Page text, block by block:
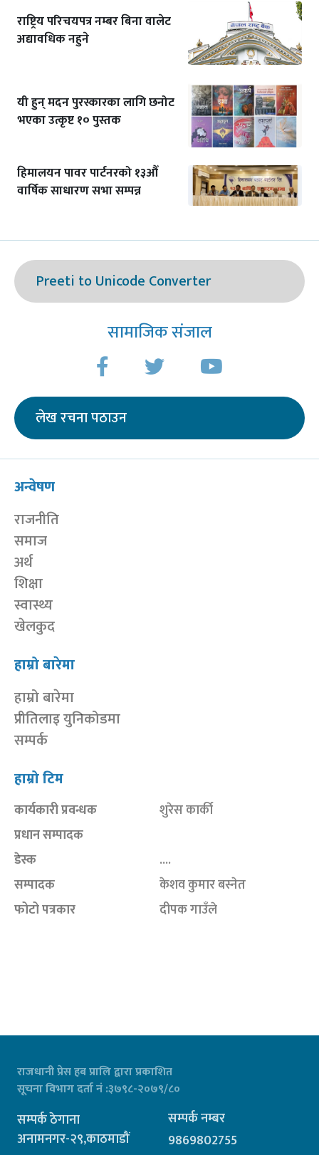
राष्ट्रिय परिचयपत्र नम्बर बिना वालेट
अद्यावधिक नहुने
यी हुन् मदन पुरस्कारका लागि छनोट
भएका उत्कृष्ट १० पुस्तक
हिमालयन पावर पार्टनरको १३औँ
वार्षिक साधारण सभा सम्पन्न
Preeti to Unicode Converter
सामाजिक संजाल
लेख रचना पठाउन
अन्वेषण
राजनीति
समाज
अर्थ
शिक्षा
स्वास्थ्य
खेलकुद
हाम्रो बारेमा
हाम्रो बारेमा
प्रीतिलाइ युनिकोडमा
सम्पर्क
हाम्रो टिम
कार्यकारी प्रवन्धक
शुरेस कार्की
प्रधान सम्पादक
डेस्क
....
सम्पादक
केशव कुमार बस्नेत
फोटो पत्रकार
दीपक गाउँले
राजधानी प्रेस हब प्रालि द्वारा प्रकाशित
सूचना विभाग दर्ता नं :३७९८-२०७९/८०
सम्पर्क ठेगाना
अनामनगर-२९,काठमाडौं
सम्पर्क नम्बर
9869802755